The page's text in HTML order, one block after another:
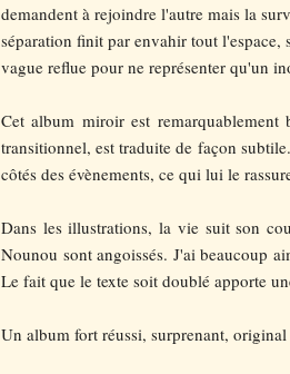
demandent à rejoindre l'autre mais la
séparation finit par envahir tout l'espace,
vague reflue pour ne représenter qu'un
Cet album miroir est
transitionnel, est traduite de façon
côtés des évènements, ce qui lui le
Dans les illustrations, la vie suit son
Nounou sont angoissés. J'ai beaucoup
Le fait que le texte soit doublé apporte
Un album fort réussi, surprenant, original